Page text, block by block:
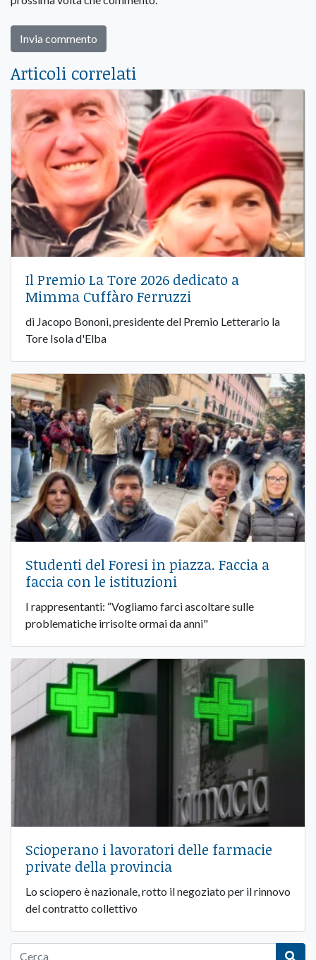
Articoli correlati
Il Premio La Tore 2026 dedicato a
Mimma Cuffàro Ferruzzi
di Jacopo Bononi, presidente del Premio Letterario la
Tore Isola d'Elba
Studenti del Foresi in piazza. Faccia a
faccia con le istituzioni
I rappresentanti: “Vogliamo farci ascoltare sulle
problematiche irrisolte ormai da anni"
Scioperano i lavoratori delle farmacie
private della provincia
Lo sciopero è nazionale, rotto il negoziato per il rinnovo
del contratto collettivo